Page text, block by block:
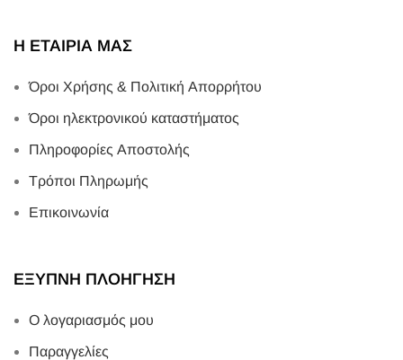
Η ΕΤΑΙΡΙΑ ΜΑΣ
Όροι Χρήσης & Πολιτική Απορρήτου
Όροι ηλεκτρονικού καταστήματος
Πληροφορίες Αποστολής
Τρόποι Πληρωμής
Επικοινωνία
ΕΞΥΠΝΗ ΠΛΟΗΓΗΣΗ
Ο λογαριασμός μου
Παραγγελίες